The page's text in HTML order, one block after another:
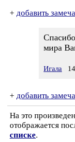
+ добавить
мира
Игала
+ добавить
На это
отображается
списке.